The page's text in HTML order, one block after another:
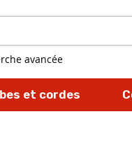
avancée
et cordes